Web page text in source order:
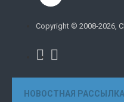
Copyright © 2008-2026,
НОВОСТНАЯ РАССЫЛКА